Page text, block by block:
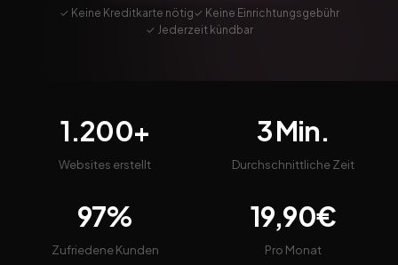
✓ Keine Kreditkarte nötig✓ Keine Einrichtungsgebühr
✓ Jederzeit kündbar
1.200+
Websites erstellt
3 Min.
Durchschnittliche Zeit
97%
Zufriedene Kunden
19,90€
Pro Monat